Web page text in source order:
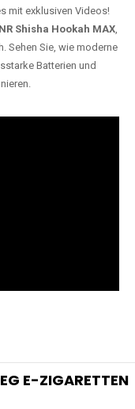
mit exklusiven Videos!
Shisha Hookah MAX,
Sehen Sie, wie moderne
Batterien und
E-ZIGARETTEN